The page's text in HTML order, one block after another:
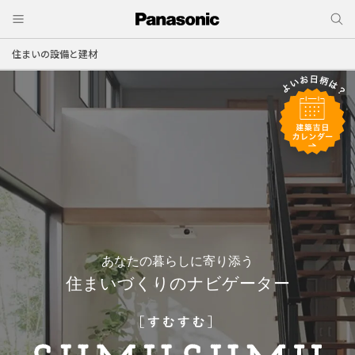
住まいの設備と建材
あなたの暮らしに寄り添う
住まいづくりのナビゲーター